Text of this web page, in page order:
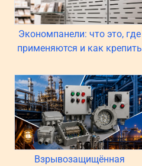
Экономпанели: что это, где
применяются и как крепить
Взрывозащищённая